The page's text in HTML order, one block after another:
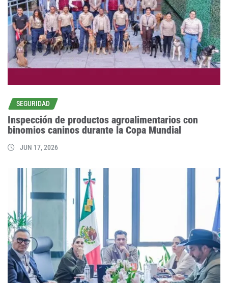
SEGURIDAD
Inspección de productos agroalimentarios con
binomios caninos durante la Copa Mundial
JUN 17, 2026